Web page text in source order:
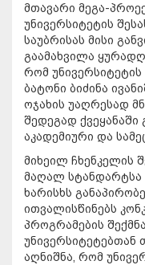
მთავარი მეგა-
უნივერსიტეტის
საუბრისას მისი
გაამახვილა
რომ
ბატონი ბიძინა
ოჯახის უაღრესად
შედეგად
აკადემიური და
მიხეილ ჩხენკელის
მაღალ სტანდარტსა
ხარისხს
ითვალისწინებს
პროგრამების
უნივერსიტეტებთან
აღნიშნა, რომ